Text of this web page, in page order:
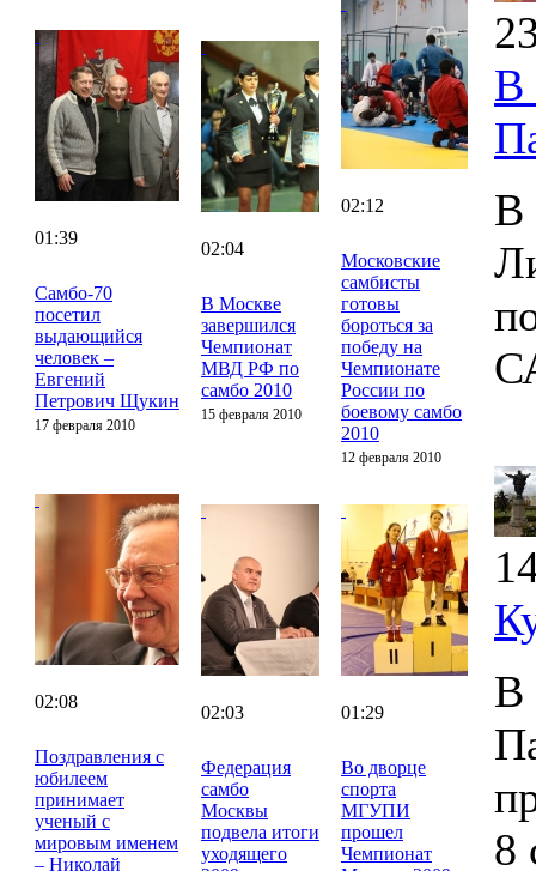
01:39
Cамбо-70
посетил
выдающийся
человек –
Евгений
Петрович Щукин
17 февраля 2010
02:04
В Москве
завершился
Чемпионат
МВД РФ по
самбо 2010
15 февраля 2010
02:12
Московские
самбисты
готовы
бороться за
победу на
Чемпионате
России по
боевому самбо
2010
12 февраля 2010
02:08
Поздравления с
юбилеем
принимает
ученый с
мировым именем
– Николай
02:03
Федерация
самбо
Москвы
подвела итоги
уходящего
01:29
Во дворце
спорта
МГУПИ
прошел
Чемпионат
В
В
В
8